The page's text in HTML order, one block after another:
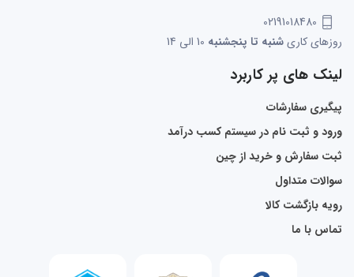
02191018480
روزهای کاریشنبه تا پنجشنبه
لینک های پر کاربرد
پیگیری سفارشات
ورود و ثبت نام در سیستم کسب درآمد
ثبت سفارش و خرید از چین
سوالات متداول
رویه بازگشت کالا
تماس با ما